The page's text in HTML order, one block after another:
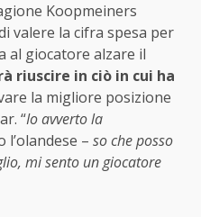
Koopmeiners
valere la cifra spesa per
al giocatore alzare il
riuscire in ciò in cui ha
la migliore posizione
“Io avverto la
l’olandese – so che posso
mi sento un giocatore